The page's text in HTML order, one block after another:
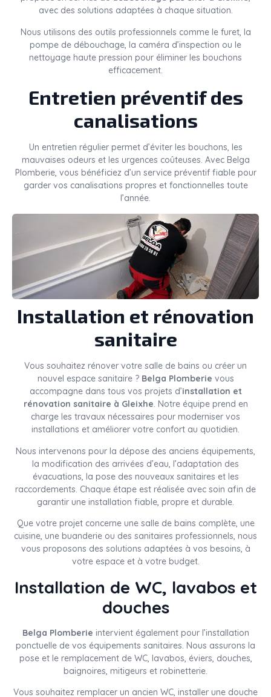
avec des solutions adaptées à chaque situation.
Nous utilisons des outils professionnels comme le furet, la
pompe de débouchage, la caméra d’inspection ou le
nettoyage haute pression pour éliminer les bouchons
efficacement.
Entretien préventif des
canalisations
Un entretien régulier permet d’éviter les bouchons, les
mauvaises odeurs et les urgences coûteuses. Avec Belga
Plomberie, vous bénéficiez d’un service préventif fiable pour
garder vos canalisations propres et fonctionnelles toute
l’année.
Installation et rénovation
sanitaire
Vous souhaitez rénover votre salle de bains ou créer un
nouvel espace sanitaire ? Belga Plomberie vous
accompagne dans tous vos projets d’installation et
rénovation sanitaire à Gleixhe. Notre équipe prend en
charge les travaux nécessaires pour moderniser vos
installations et améliorer votre confort au quotidien.
Nous intervenons pour la dépose des anciens équipements,
la modification des arrivées d’eau, l’adaptation des
évacuations, la pose des nouveaux sanitaires et les
raccordements. Chaque étape est réalisée avec soin afin de
garantir une installation fiable, propre et durable.
Que votre projet concerne une salle de bains complète, une
cuisine, une buanderie ou des sanitaires professionnels, nous
vous proposons des solutions adaptées à vos besoins, à
votre espace et à votre budget.
Installation de WC, lavabos et
douches
Belga Plomberie intervient également pour l’installation
ponctuelle de vos équipements sanitaires. Nous assurons la
pose et le remplacement de WC, lavabos, éviers, douches,
baignoires, mitigeurs et robinetterie.
Vous souhaitez remplacer un ancien WC, installer une douche